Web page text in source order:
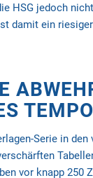
HSG jedoch
damit ein
Serie in den
vor knapp 250